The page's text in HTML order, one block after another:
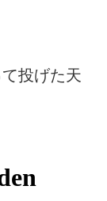
投げた天